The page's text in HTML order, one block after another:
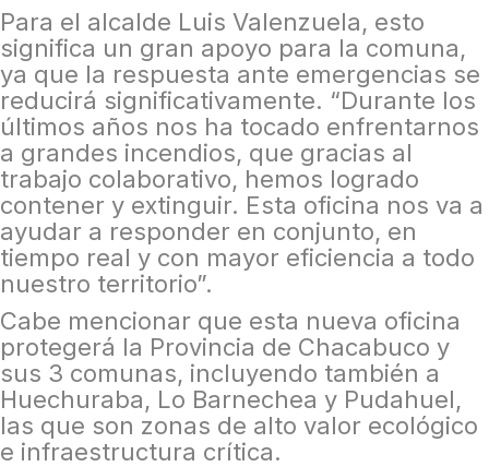
Para el alcalde Luis Valenzuela, esto
significa un gran apoyo para la comuna,
ya que la respuesta ante emergencias se
reducirá significativamente. “Durante los
últimos años nos ha tocado enfrentarnos
a grandes incendios, que gracias al
trabajo colaborativo, hemos logrado
contener y extinguir. Esta oficina nos va a
ayudar a responder en conjunto, en
tiempo real y con mayor eficiencia a todo
nuestro territorio”.
Cabe mencionar que esta nueva oficina
protegerá la Provincia de Chacabuco y
sus 3 comunas, incluyendo también a
Huechuraba, Lo Barnechea y Pudahuel,
las que son zonas de alto valor ecológico
e infraestructura crítica.